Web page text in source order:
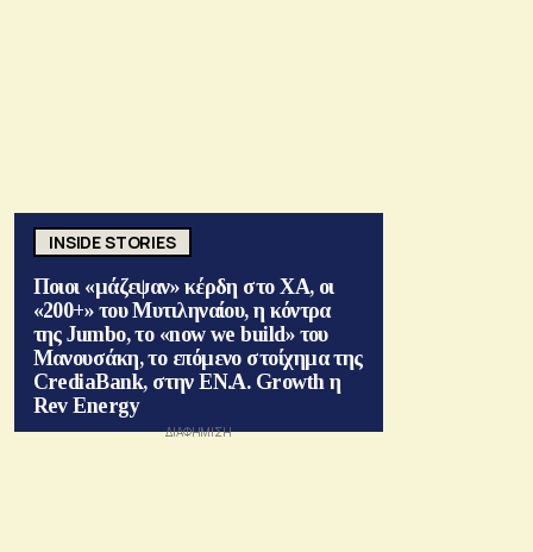
INSIDE STORIES
Ποιοι «μάζεψαν» κέρδη στο ΧΑ, οι
«200+» του Μυτιληναίου, η κόντρα
της Jumbo, το «now we build» του
Μανουσάκη, το επόμενο στοίχημα της
CrediaBank, στην ΕΝ.Α. Growth η
Rev Energy